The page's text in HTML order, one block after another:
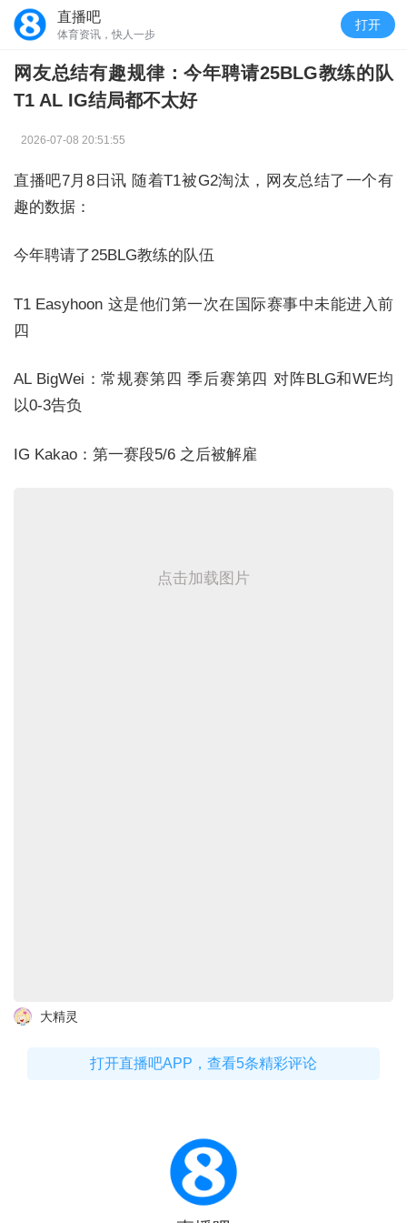
直播吧
体育资讯，快人一步
打开
网友总结有趣规律：今年聘请25BLG教练的队
T1 AL IG结局都不太好
2026-07-08 20:51:55
直播吧7月8日讯 随着T1被G2淘汰，网友总结了一个有
趣的数据：
今年聘请了25BLG教练的队伍
T1 Easyhoon 这是他们第一次在国际赛事中未能进入前
四
AL BigWei：常规赛第四 季后赛第四 对阵BLG和WE均
以0-3告负
IG Kakao：第一赛段5/6 之后被解雇
点击加载图片
大精灵
打开直播吧APP，查看5条精彩评论